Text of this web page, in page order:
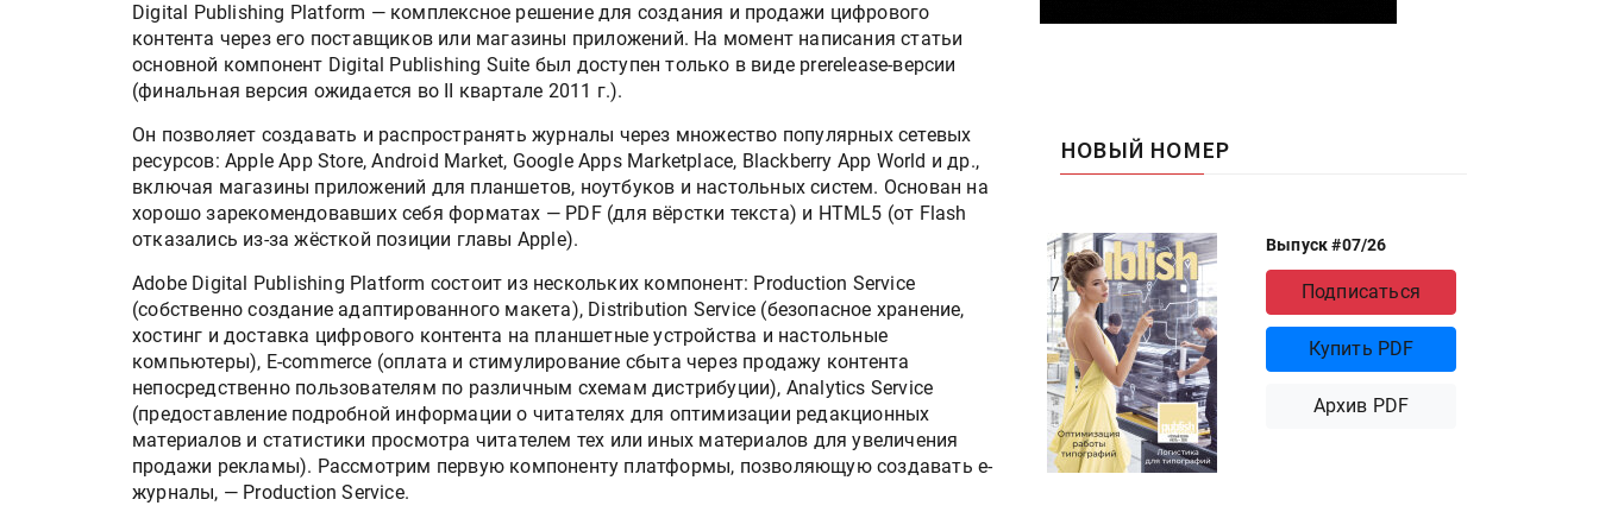
Digital Publishing Platform — комплексное решение для создания и продажи цифрового
контента через его поставщиков или магазины приложений. На момент написания статьи
основной компонент Digital Publishing Suite был доступен только в виде prerelease-версии
(финальная версия ожидается во II квартале 2011 г.).
Он позволяет создавать и распространять журналы через множество популярных сетевых
ресурсов: Apple App Store, Android Market, Google Apps Marketplace, Blackberry App World и др.,
включая магазины приложений для планшетов, ноутбуков и настольных систем. Основан на
хорошо зарекомендовавших себя форматах — PDF (для вёрстки текста) и HTML5 (от Flash
отказались из-за жёсткой позиции главы Apple).
Adobe Digital Publishing Platform состоит из нескольких компонент: Production Service
(собственно создание адаптированного макета), Distribution Service (безопасное хранение,
хостинг и доставка цифрового контента на планшетные устройства и настольные
компьютеры), E-commerce (оплата и стимулирование сбыта через продажу контента
непосредственно пользователям по различным схемам дистрибуции), Analytics Service
(предоставление подробной информации о читателях для оптимизации редакционных
материалов и статистики просмотра читателем тех или иных материалов для увеличения
продажи рекламы). Рассмотрим первую компоненту платформы, позволяющую создавать e-
журналы, — Production Service.
НОВЫЙ НОМЕР
Выпуск #07/26
Подписаться
Купить PDF
Архив PDF